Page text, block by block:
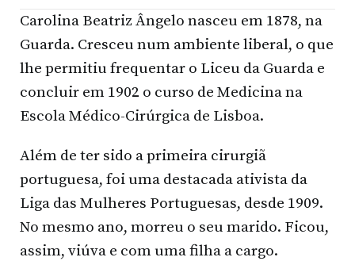
Carolina Beatriz Ângelo nasceu em 1878, na
Guarda. Cresceu num ambiente liberal, o que
lhe permitiu frequentar o Liceu da Guarda e
concluir em 1902 o curso de Medicina na
Escola Médico-Cirúrgica de Lisboa.
Além de ter sido a primeira cirurgiã
portuguesa, foi uma destacada ativista da
Liga das Mulheres Portuguesas, desde 1909.
No mesmo ano, morreu o seu marido. Ficou,
assim, viúva e com uma filha a cargo.